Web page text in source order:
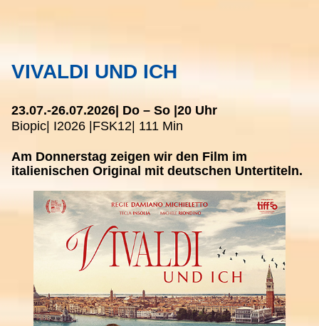
VIVALDI UND ICH
23.07.-26.07.2026| Do – So |20 Uhr
Biopic| I2026 |FSK12| 111 Min
Am Donnerstag zeigen wir den Film im
italienischen Original mit deutschen Untertiteln.